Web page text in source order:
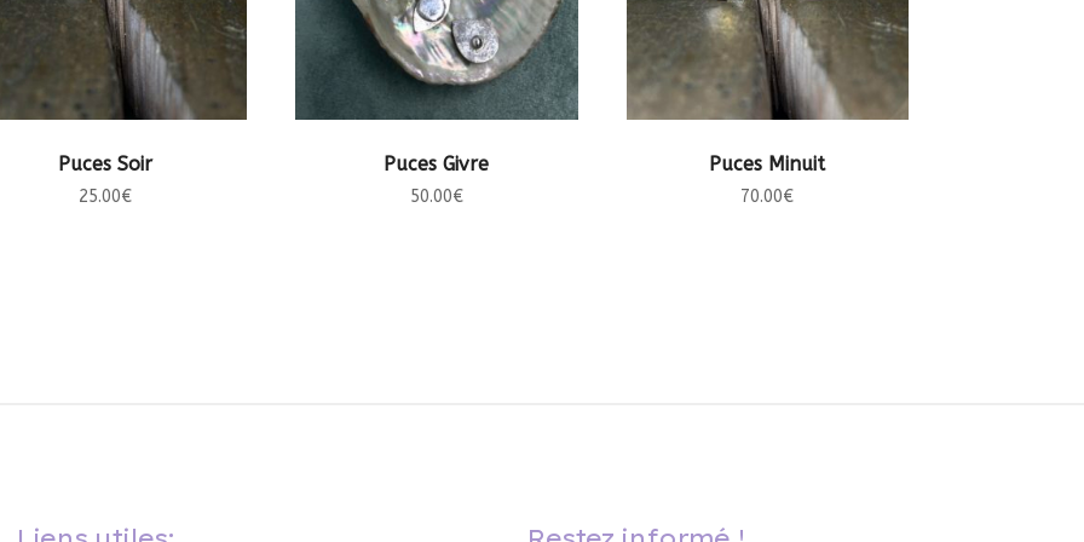
AJOUTER AU PANIER
Puces Soir
25.00€
AJOUTER AU PANIER
Puces Givre
50.00€
CHOIX DES OPTIONS
Puces Minuit
70.00€